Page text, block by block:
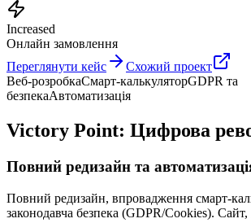
Increased
Онлайн замовлення
Переглянути кейс
Схожий проект
Веб-розробкаСмарт-калькуляторGDPR та
безпекаАвтоматизація
Victory Point: Цифрова
Повний редизайн та
Повний редизайн, впровадження смарт-
законодавча безпека (GDPR/Cookies).